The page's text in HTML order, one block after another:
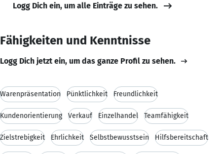
Logg Dich ein, um alle Einträge zu sehen.
Fähigkeiten und Kenntnisse
Logg Dich jetzt ein, um das ganze Profil zu sehen.
Warenpräsentation Pünktlichkeit Freundlichkeit
Kundenorientierung Verkauf Einzelhandel Teamfähigkeit
Zielstrebigkeit Ehrlichkeit Selbstbewusstsein Hilfsbereitschaft